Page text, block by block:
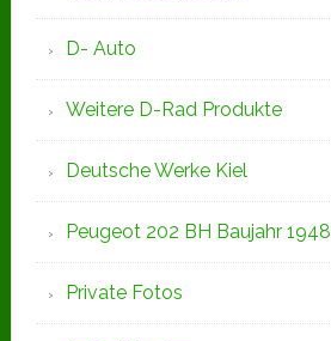
D- Auto
Weitere D-Rad Produkte
Deutsche Werke Kiel
Peugeot 202 BH Baujahr 1948
Private Fotos